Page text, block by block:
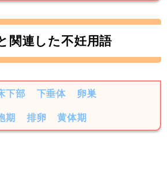
関連した不妊用語
下部 下垂体
卵巣
期 排卵 黄体期